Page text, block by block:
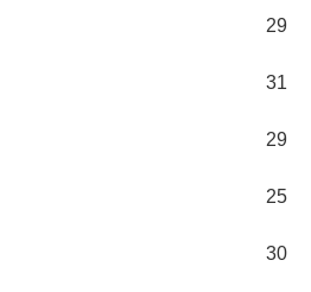
29
31
29
25
30